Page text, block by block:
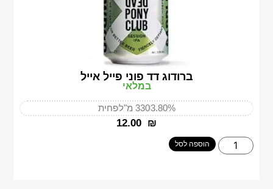
ברודוג דד פוני פייל אייל
במלאי
3.80%330 מ"ל פחית
‎12.00 ₪
הוספה לסל